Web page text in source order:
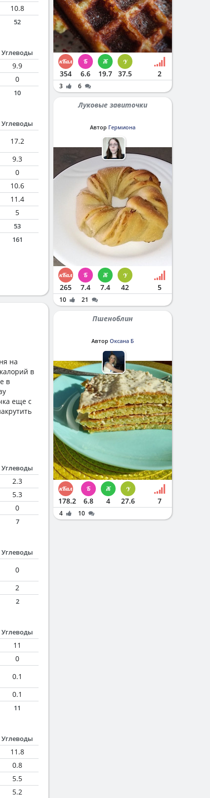
10.8
52
Углеводы
9.9
0
10
Углеводы
17.2
9.3
0
10.6
11.4
5
53
161
на
в
в
еще с
Углеводы
2.3
5.3
0
7
Углеводы
0
2
2
Углеводы
11
0
0.1
0.1
11
Углеводы
11.8
0.8
5.5
5.2
354 6.6 19.7 37.5 2
3 6
Луковые завиточки
Автор Гермиона
265 7.4 7.4 42 5
10 21
Пшеноблин
Автор Оксана Б
178.2 6.8 4 27.6 7
4 10